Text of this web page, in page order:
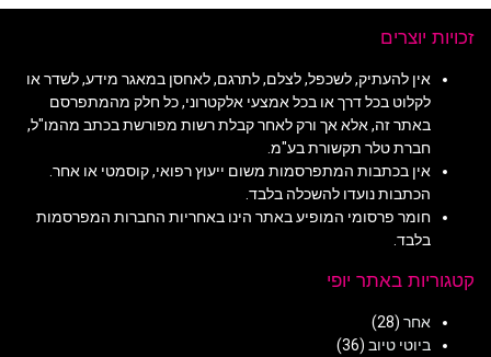
זכויות יוצרים
אין להעתיק, לשכפל, לצלם, לתרגם, לאחסן במאגר מידע, לשדר או
לקלוט בכל דרך או בכל אמצעי אלקטרוני, כל חלק מהמתפרסם
באתר זה, אלא אך ורק לאחר קבלת רשות מפורשת בכתב מהמו"ל,
חברת טלר תקשורת בע"מ.
אין בכתבות המתפרסמות משום ייעוץ רפואי, קוסמטי או אחר.
הכתבות נועדו להשכלה בלבד.
חומר פרסומי המופיע באתר הינו באחריות החברות המפרסמות
בלבד.
קטגוריות באתר יופי
אחר (28)
ביוטי טיוב (36)